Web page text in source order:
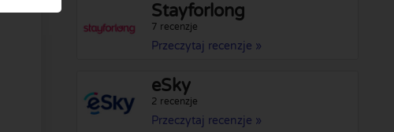
Stayforlong
7 recenzje
Przeczytaj recenzje »
eSky
2 recenzje
Przeczytaj recenzje »